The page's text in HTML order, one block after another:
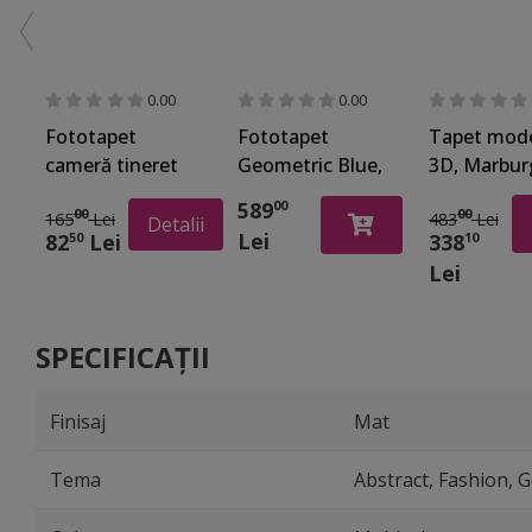
0.00
Fototapet
cameră tineret
Graffiti Art
150x250 cm
16500Lei
8250Lei
Detalii
0.00
Fototapet
Geometric Blue,
Komar, model
geometric
albastru,
58900
Lei
Tapet
3D,
New Spirit
32753,
cm
48300Lei
33810
Lei
SPECIFICAȚII
Finisaj Mat
Tema Abstract, Fashion,